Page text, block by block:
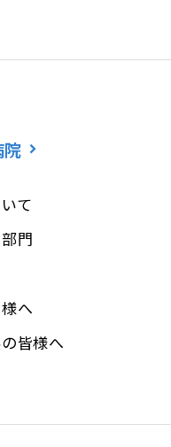
院
て
門
へ
皆様へ